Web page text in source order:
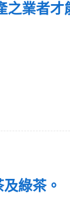
之業者才
及綠茶。